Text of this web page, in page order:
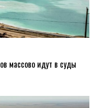
массово идут в суды